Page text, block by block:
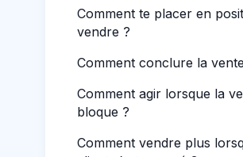
Comment te placer en
vendre ?
Comment conclure la
Comment agir lorsque la
bloque ?
Comment vendre plus